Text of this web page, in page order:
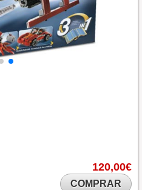
120,00€
COMPRAR